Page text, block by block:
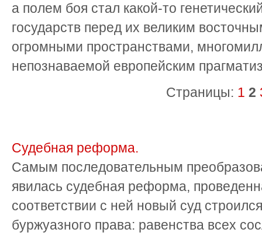
а полем боя стал какой-то
государств перед их великим
огромными пространствами,
непознаваемой европейским
Страницы: 1 2
Судебная реформа.
Самым последовательным
явилась судебная реформа,
соответствии с ней новый суд
буржуазного права: равенства всех